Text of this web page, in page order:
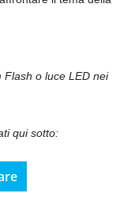
Flash o luce LED nei
qui sotto: